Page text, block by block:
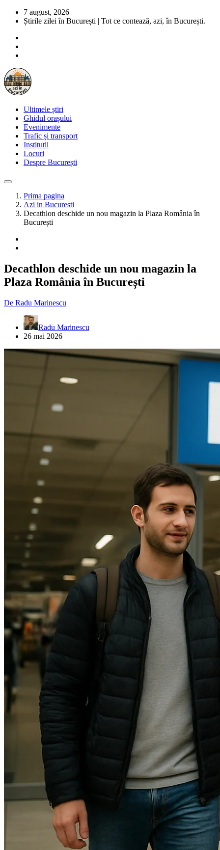
7 august, 2026
Știrile zilei în București | Tot ce contează, azi, în București.
Ultimele știri
Ghidul orașului
Evenimente
Trafic și transport
Instituții
Locuri
Despre București
Prima pagina
Azi in Bucuresti
Decathlon deschide un nou magazin la Plaza România în
București
Decathlon deschide un nou magazin la
Plaza România în București
De Radu Marinescu
Radu Marinescu
26 mai 2026